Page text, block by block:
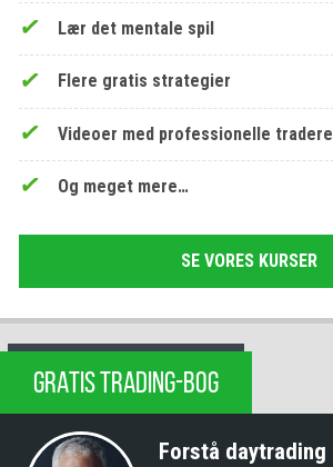
Lær det mentale spil
Flere gratis strategier
Videoer med professionelle tradere
Og meget mere…
SE VORES KURSER
GRATIS TRADING-BOG
Forstå daytrading